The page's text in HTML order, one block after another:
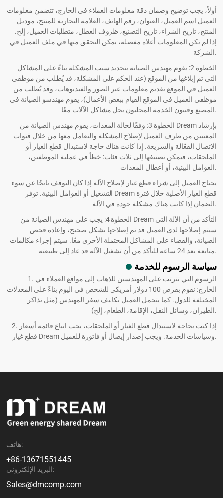
أولاً، يجب توضيح وضمان دقة معلومات العملاء في الخارج، تتضمن معلومات
العميل اسم العميل، العنوان، رقم الهاتف، العلامة التجارية للمنتج، موديل
المنتج، تاريخ الشراء، تاريخ التصنيع، ظروف العطل، متطلبات العميل، إلخ.
إذا لم تكن المعلومات أعلاه مفصلة، يمكن التحقق منها في ملف العميل في
الشركة.
الخطوة 2: يقوم مهندس الصيانة بتحديد سبب المشكلة بناءً على المشاكل
التي تم إبلاغها من الموقع (عند الحكم على المشكلة، قد يُطلب من موظفي
العميل في الموقع تقديم معلومات عبر الصور والفيديوهات، وقد يُطلب من
موظفي العميل في الموقع القيام ببعض الأعمال)، يقوم مهندسو الصيانة في
المصنع وفنيون الخدمة المحليون بحل مشاكل الآلات معًا.
الخطوة 3: وفقًا لحالة المعدات، يقوم مهندس الصيانة من Dream بإرشاد
المعنيين من طرف العميل لإصلاح المشكلة والتعامل معها من خلال قنوات
الاتصال الفعّالة والسريعة. إذا كانت هناك حاجة لاستبدال قطع الغيار أو
الملحقات، فيمكن تصنيفها إلى ثلاث فئات: خطأ في عملية الموظفين،
العوامل البيئية، أو أعطال المعدات.
يحتاج العميل إلى شراء قطع غيار لإصلاح الآلة إذا كان التوقف ناتجًا عن سوء
التشغيل أو العوامل البيئية. توفر Dream قطع الغيار الأصلية خلال فترة
الضمان إذا كانت هناك مشكلة جودة في الآلة.
الخطوة 4: يجب على مهندس الصيانة من Dream التأكد من أن الآلة التي
سيتم إصلاحها لدى العميل قد تم إصلاحها بشكل صحيح، وإعادة فحص
الصيانة، والقضاء على المشاكل المحتملة الأخرى معًا. سيتم إجراء مكالمات
متابعة بعد 24 ساعة للتأكد من أن تشغيل الآلة قد عاد إلى طبيعته.
سياسة الرسوم للخدمة
1. الرسوم التي تترتب على المهندسين للذهاب إلى مواقع العملاء في
الخارج: نقوم بفرض 100 دولار أمريكي للشخص في اليوم بناءً على المعدلات
المختلفة للدول. كما يتحمل العميل تكاليف سفر المهندس (مثل تذاكر
الطيران، وسائل النقل، الإقامة، الطعام، إلخ).
2. إذا كنت بحاجة لاستبدال قطع الغيار أو الملحقات، يجب اتباع قائمة أسعار
قطع غيار Dream وسياسات الخدمة. ويجب إصدار إيصال أو فاتورة للعميل.
هاتف:
+86-13671551445
البريد الإلكتروني:
Sales@dmcomp.com